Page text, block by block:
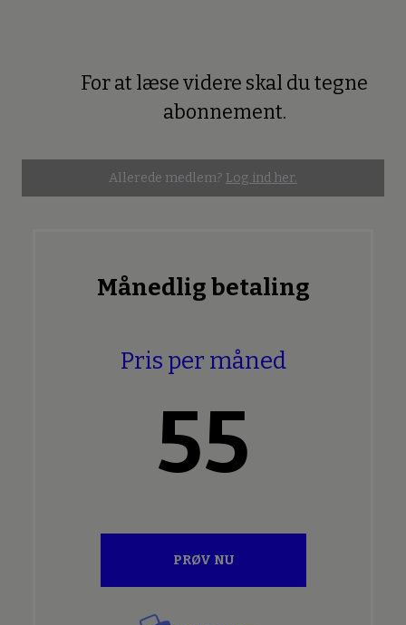
For at læse videre skal du tegne
abonnement.
Allerede medlem? Log ind her.
Månedlig betaling
Pris per måned
55
PRØV NU